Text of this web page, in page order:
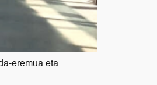
eremua eta